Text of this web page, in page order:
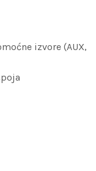
izvore (AUX,